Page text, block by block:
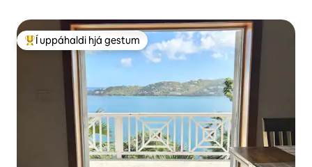
Í mestu uppáhaldi hjá gestum
Í uppáhaldi hjá gestum